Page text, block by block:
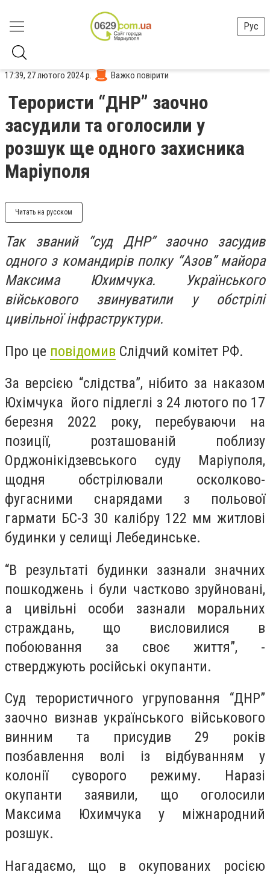
Рус
17:39, 27 лютого 2024 р. Важко повірити
Терористи “ДНР” заочно
засудили та оголосили у
розшук ще одного захисника
Маріуполя
Читать на русском
Так званий “суд ДНР” заочно засудив
одного з командирів полку “Азов” майора
Максима Юхимчука. Українського
військового звинуватили у обстрілі
цивільної інфраструктури.
Про це повідомив Слідчий комітет РФ.
За версією “слідства”, нібито за наказом
Юхімчука його підлеглі з 24 лютого по 17
березня 2022 року, перебуваючи на
позиції, розташованій поблизу
Орджонікідзевського суду Маріуполя,
щодня обстрілювали осколково-
фугасними снарядами з польової
гармати БС-3 30 калібру 122 мм житлові
будинки у селищі Лебединське.
“В результаті будинки зазнали значних
пошкоджень і були частково зруйновані,
а цивільні особи зазнали моральних
страждань, що висловилися в
побоювання за своє життя”, -
стверджують російські окупанти.
Суд терористичного угруповання “ДНР”
заочно визнав українського військового
винним та присудив 29 років
позбавлення волі із відбуванням у
колонії суворого режиму. Наразі
окупанти заявили, що оголосили
Максима Юхимчука у міжнародний
розшук.
Нагадаємо, що в окупованих росією